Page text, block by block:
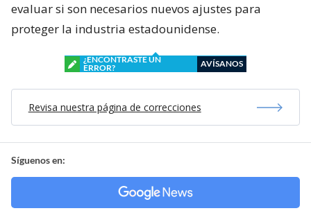
evaluar si son necesarios nuevos ajustes para
proteger la industria estadounidense.
¿ENCONTRASTE UN
ERROR?
AVÍSANOS
Revisa nuestra página de correcciones
Síguenos en: